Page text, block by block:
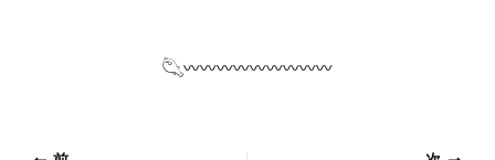
𓆡〰〰〰〰〰〰〰〰〰